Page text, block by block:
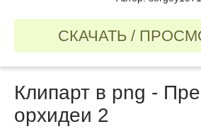
СКАЧАТЬ /
Клипарт в png -
орхидеи 2